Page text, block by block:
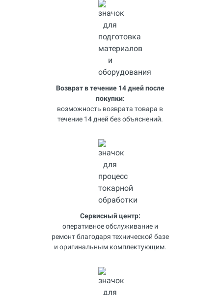
Возврат в течение 14 дней после
покупки:
возможность возврата товара в
течение 14 дней без объяснений.
Сервисный центр:
оперативное обслуживание и
ремонт благодаря технической базе
и оригинальным комплектующим.